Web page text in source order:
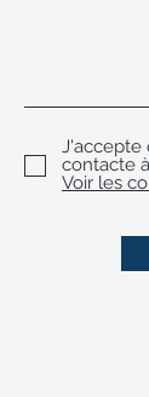
J'accepte
contacte
Voir les